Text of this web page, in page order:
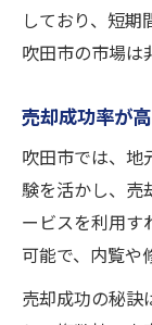
しており、短期
吹田市の市場は
売却成功率が
吹田市では、地
験を活かし、売
ービスを利用す
可能で、内覧や
売却成功の秘訣